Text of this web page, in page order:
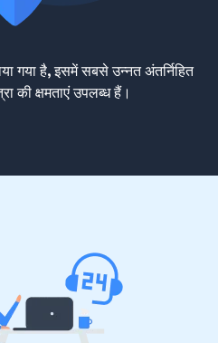
गया है, इसमें सबसे उन्नत अंतर्निहित
की क्षमताएं उपलब्ध हैं।